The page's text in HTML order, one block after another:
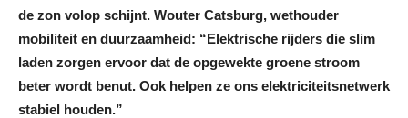
de zon volop schijnt. Wouter Catsburg, wethouder
mobiliteit en duurzaamheid: “Elektrische rijders die slim
laden zorgen ervoor dat de opgewekte groene stroom
beter wordt benut. Ook helpen ze ons elektriciteitsnetwerk
stabiel houden.”